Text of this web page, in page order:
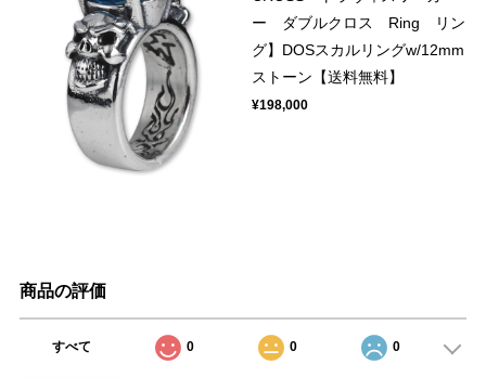
ー ダブルクロス Ring リン
グ】DOSスカルリングw/12mm
ストーン【送料無料】
¥198,000
商品の評価
すべて 0 0 0